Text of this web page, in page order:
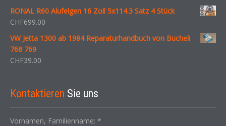
RONAL R60 Alufelgen 16 Zoll 5x114.3 Satz 4 Stück
CHF699.00
VW Jetta 1300 ab 1984 Reparaturhandbuch von Bucheli
768 769
CHF39.00
Kontaktieren Sie uns
Vornamen, Familienname: *